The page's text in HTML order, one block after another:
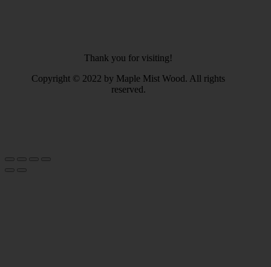
Thank you for visiting!
Copyright © 2022 by Maple Mist Wood. All rights
reserved.